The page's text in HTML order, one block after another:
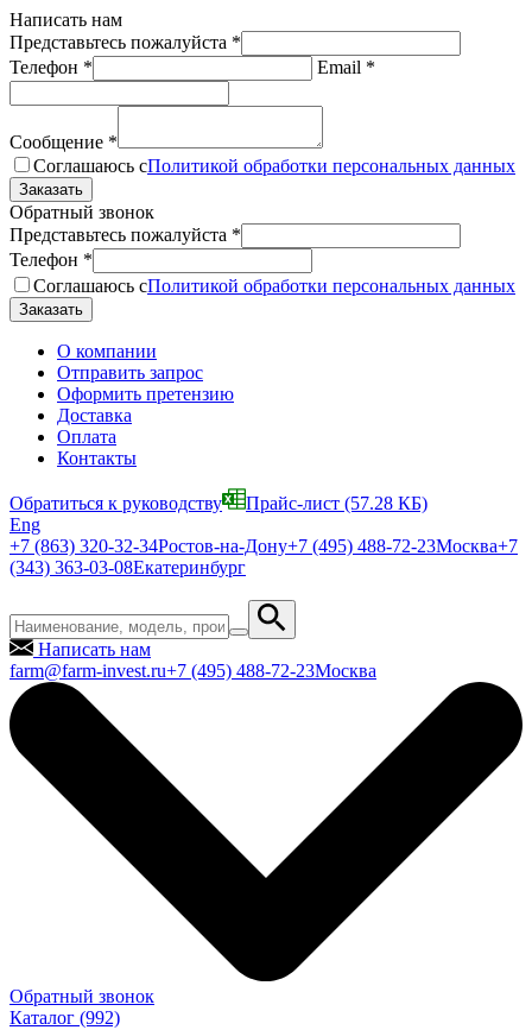
Написать нам
Представьтесь пожалуйста *
Телефон * Email *
Сообщение *
Соглашаюсь сПолитикой обработки персональных данных
Обратный звонок
Представьтесь пожалуйста *
Телефон *
Соглашаюсь сПолитикой обработки персональных данных
О компании
Отправить запрос
Оформить претензию
Доставка
Оплата
Контакты
Обратиться к руководству Прайс-лист (57.28 КБ)
Eng
+7 (863) 320-32-34Ростов-на-Дону+7 (495) 488-72-23Москва+7
(343) 363-03-08Екатеринбург
Написать нам
farm@farm-invest.ru+7 (495) 488-72-23Москва
Обратный звонок
Каталог (992)